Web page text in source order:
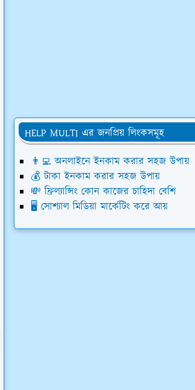
HELP MULTI এর জনপ্রিয় লিংকসমূহ
👨‍💻 অনলাইনে ইনকাম করার সহজ উপায়
💰 টাকা ইনকাম করার সহজ উপায়
💸 ফ্রিল্যান্সিং কোন কাজের চাহিদা বেশি
🖥️ সোশ্যাল মিডিয়া মার্কেটিং করে আয়